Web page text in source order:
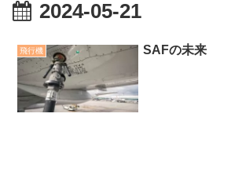
2024-05-21
飛行機 SAFの未来